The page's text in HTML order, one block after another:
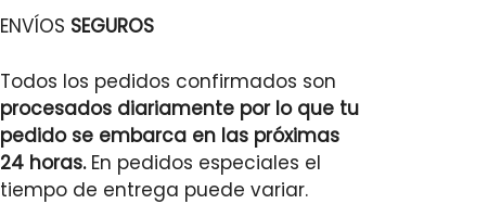
ENVÍOS SEGUROS
Todos los pedidos confirmados son
procesados diariamente por lo que tu
pedido se embarca en las próximas
24 horas.En pedidos especiales el
tiempo de entrega puede variar.